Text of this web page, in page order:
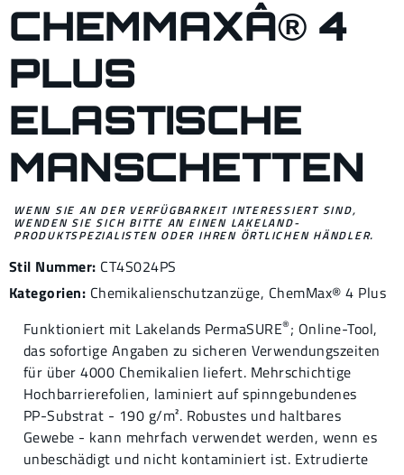
CHEMMAXÂ® 4
PLUS
ELASTISCHE
MANSCHETTEN
WENN SIE AN DER VERFÜGBARKEIT INTERESSIERT SIND,
WENDEN SIE SICH BITTE AN EINEN LAKELAND-
PRODUKTSPEZIALISTEN ODER IHREN ÖRTLICHEN HÄNDLER.
Stil Nummer: CT4S024PS
Kategorien: Chemikalienschutzanzüge, ChemMax® 4 Plus
Funktioniert mit Lakelands PermaSURE®; Online-Tool,
das sofortige Angaben zu sicheren Verwendungszeiten
für über 4000 Chemikalien liefert. Mehrschichtige
Hochbarrierefolien, laminiert auf spinngebundenes
PP-Substrat - 190 g/m². Robustes und haltbares
Gewebe - kann mehrfach verwendet werden, wenn es
unbeschädigt und nicht kontaminiert ist. Extrudierte